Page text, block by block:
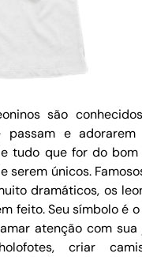
são
e adorarem
tudo que for do
serem únicos.
dramáticos, os
feito. Seu símbolo é o
atenção com sua
criar